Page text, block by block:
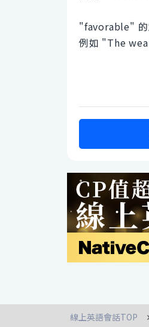
"favorable" 的
例如 "The
線上英語會話TOP